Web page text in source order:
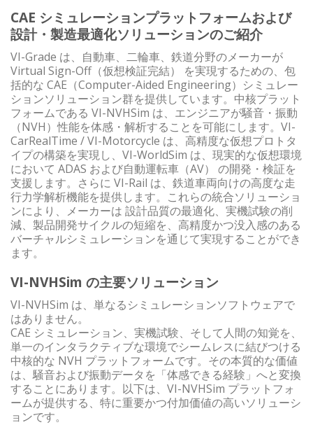
CAE シミュレーションプラットフォームおよび
設計・製造最適化ソリューションのご紹介
VI-Grade は、自動車、二輪車、鉄道分野のメーカーが
Virtual Sign-Off（仮想検証完結） を実現するための、包
括的な CAE（Computer-Aided Engineering）シミュレー
ションソリューション群を提供しています。中核プラット
フォームである VI-NVHSim は、エンジニアが騒音・振動
（NVH）性能を体感・解析することを可能にします。VI-
CarRealTime / VI-Motorcycle は、高精度な仮想プロトタ
イプの構築を実現し、VI-WorldSim は、現実的な仮想環境
において ADAS および自動運転車（AV） の開発・検証を
支援します。さらに VI-Rail は、鉄道車両向けの高度な走
行力学解析機能を提供します。これらの統合ソリューショ
ンにより、メーカーは 設計品質の最適化、実機試験の削
減、製品開発サイクルの短縮を、高精度かつ没入感のある
バーチャルシミュレーションを通じて実現することができ
ます。
VI-NVHSim の主要ソリューション
VI-NVHSim は、単なるシミュレーションソフトウェアで
はありません。
CAE シミュレーション、実機試験、そして人間の知覚を、
単一のインタラクティブな環境でシームレスに結びつける
中核的な NVH プラットフォームです。その本質的な価値
は、騒音および振動データを「体感できる経験」へと変換
することにあります。以下は、VI-NVHSim プラットフォ
ームが提供する、特に重要かつ付加価値の高いソリューシ
ョンです。